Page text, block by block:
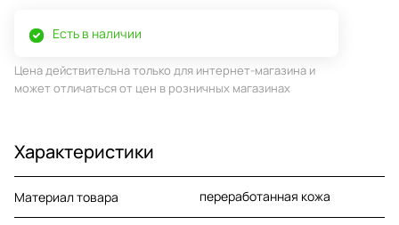
Есть в наличии
Цена действительна только для интернет-магазина и
может отличаться от цен в розничных магазинах
Характеристики
Материал товара переработанная кожа